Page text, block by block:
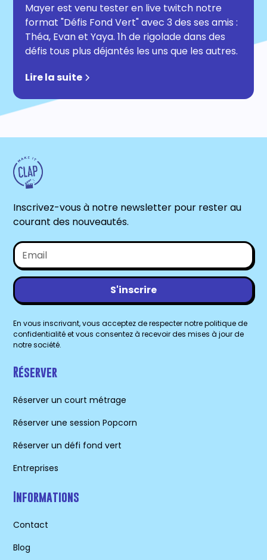
Mayer est venu tester en live twitch notre
format "Défis Fond Vert" avec 3 des ses amis :
Théa, Evan et Yaya. 1h de rigolade dans des
défis tous plus déjantés les uns que les autres.
Lire la suite
Inscrivez-vous à notre newsletter pour rester au
courant des nouveautés.
En vous inscrivant, vous acceptez de respecter notre politique de
confidentialité et vous consentez à recevoir des mises à jour de
notre société.
Réserver
Réserver un court métrage
Réserver une session Popcorn
Réserver un défi fond vert
Entreprises
Informations
Contact
Blog